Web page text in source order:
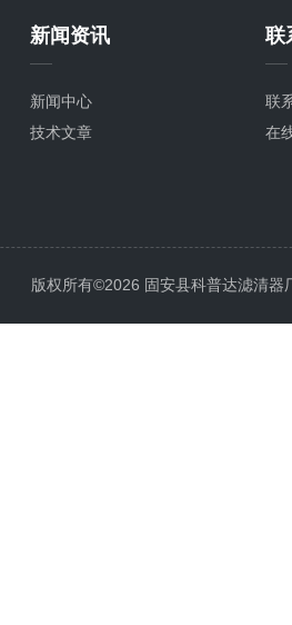
新闻资讯
新闻中心
技术文章
联
联
在
版权所有©2026 固安县科普达滤清